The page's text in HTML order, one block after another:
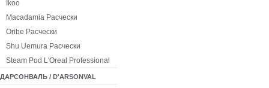
Ikoo
Macadamia Расчески
Oribe Расчески
Shu Uemura Расчески
Steam Pod L'Oreal Professional
ДАРСОНВАЛЬ / D'ARSONVAL